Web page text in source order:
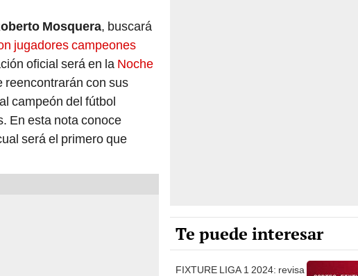
Mosquera, buscará
jugadores campeones
oficial será en la Noche
reencontrarán con sus
campeón del fútbol
En esta nota conoce
será el primero que
Te puede interesar
FIXTURE LIGA 1 2024: revisa